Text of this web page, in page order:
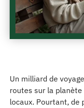
Un milliard de
routes sur la
locaux. Pourtant, de